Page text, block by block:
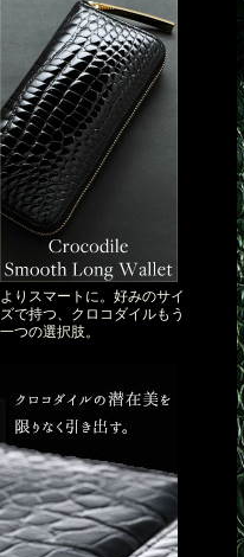
よりスマートに。好みのサイ
ズで持つ、クロコダイルもう
一つの選択肢。